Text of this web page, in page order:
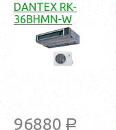
DANTEX RK-
36BHMN-W
96880 a